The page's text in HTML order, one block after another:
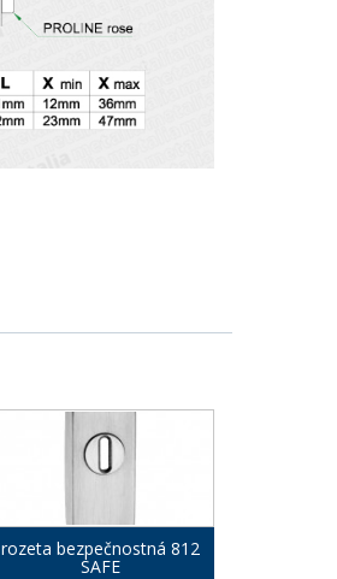
rozeta bezpečnostná 812
SAFE